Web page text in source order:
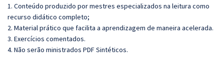
1. Conteúdo produzido por mestres especializados na leitura como
recurso didático completo;
2. Material prático que facilita a aprendizagem de maneira acelerada.
3. Exercícios comentados.
4. Não serão ministrados PDF Sintéticos.